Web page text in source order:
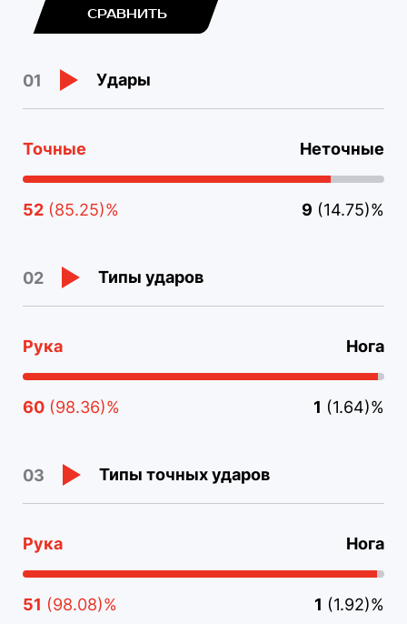
СРАВНИТЬ
01 Удары
Точные Неточные
52 (85.25)% 9 (14.75)%
02 Типы ударов
Рука Нога
60 (98.36)% 1 (1.64)%
03 Типы точных ударов
Рука Нога
51 (98.08)% 1 (1.92)%